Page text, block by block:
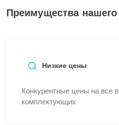
Преимущества нашего
Низкие цены
Конкурентные цены на все
комплектующих